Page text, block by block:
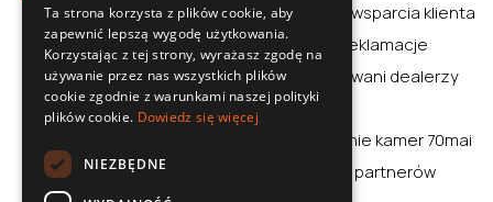
Centrum wsparcia klienta
Zwroty i reklamacje
Autoryzowani dealerzy
Aplikacja
Porównanie kamer 70mai
70mai dla partnerów
ENGLISH
Ta strona korzysta z plików cookie, aby
zapewnić lepszą wygodę użytkowania.
Korzystając z tej strony, wyrażasz zgodę na
używanie przez nas wszystkich plików
cookie zgodnie z warunkami naszej polityki
plików cookie. Dowiedz się więcej
NIEZBĘDNE